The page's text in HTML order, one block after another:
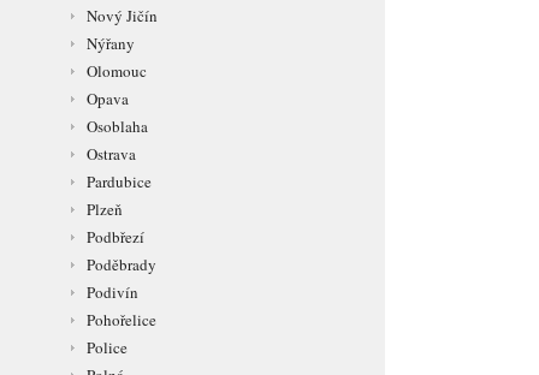
Nový Jičín
Nýřany
Olomouc
Opava
Osoblaha
Ostrava
Pardubice
Plzeň
Podbřezí
Poděbrady
Podivín
Pohořelice
Police